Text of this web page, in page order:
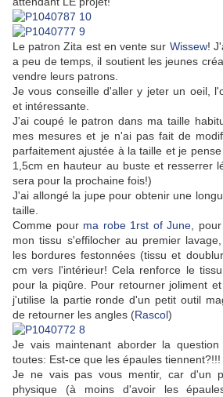
Le patron Zita est en vente sur Wissew!
a peu de temps, il soutient les jeunes
vendre leurs patrons.
Je vous conseille d'aller y jeter un oeil,
et intéressante.
J'ai coupé le patron dans ma taille
mes mesures et je n'ai pas fait de
parfaitement ajustée à la taille et je
1,5cm en hauteur au buste et resserrer
sera pour la prochaine fois!)
J'ai allongé la jupe pour obtenir une
taille.
Comme pour ma robe 1rst of June ,
mon tissu s'effilocher au premier
les bordures festonnées (tissu et
cm vers l'intérieur! Cela renforce le
pour la piqûre. Pour retourner joliment
j'utilise la partie ronde d'un petit outil
de retourner les angles (Rascol)
Je vais maintenant aborder la
toutes: Est-ce que les épaules tiennent?!!!
Je ne vais pas vous mentir, car d'un
physique (à moins d'avoir les